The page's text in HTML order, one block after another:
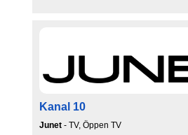
Kanal 10
Junet - TV, Öppen TV